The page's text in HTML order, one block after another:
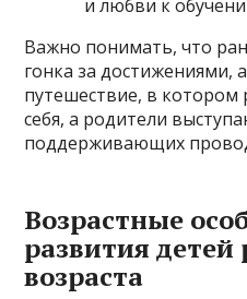
и любви к
Важно понимать, что
гонка за достижениями,
путешествие, в котором
себя, а родители
поддерживающих
Возрастные
развития детей
возраста